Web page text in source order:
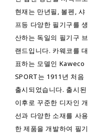
현재는 만년필, 볼펜, 샤
프등 다양한 필기구를 생
산하는 독일의 필기구 브
랜드입니다. 카웨코를 대
표하는 모델인 Kaweco
SPORT는 1911년 처음
출시되었습니다. 출시된
이후로 꾸준한 디자인 개
선과 다양한 소재를 사용
한 제품을 개발하여 필기